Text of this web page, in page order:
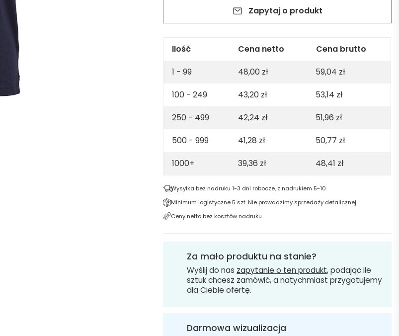
shirt.
org.
160gsm
Navy
Zapytaj o produkt
Ilość Cena netto
Cena brutto
1 - 99
48,00 zł 59,04 zł
100 - 249
43,20 zł 53,14 zł
250 - 499
42,24 zł 51,96 zł
500 - 999
41,28 zł 50,77 zł
1000+
39,36 zł 48,41 zł
Wysyłka bez nadruku 1-3 dni robocze, z nadrukiem 5-10.
Minimum logistyczne 5 szt. Nie prowadzimy sprzedaży detalicznej.
Ceny netto bez kosztów nadruku.
Za mało produktu na stanie?
Wyślij do nas zapytanie o ten produkt, podając ile
sztuk chcesz zamówić, a natychmiast przygotujemy
dla Ciebie ofertę.
Darmowa wizualizacja